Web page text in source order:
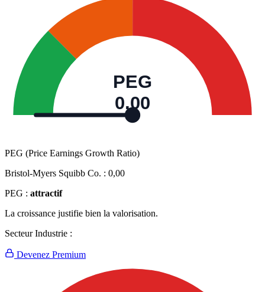
PEG
0,00
PEG (Price Earnings Growth Ratio)
Bristol-Myers Squibb Co. : 0,00
PEG : attractif
La croissance justifie bien la valorisation.
Secteur Industrie :
Devenez Premium